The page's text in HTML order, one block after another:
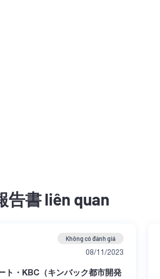
告書 liên quan
Không có đánh giá
08/11/2023
ト・KBC（キンバック都市開発